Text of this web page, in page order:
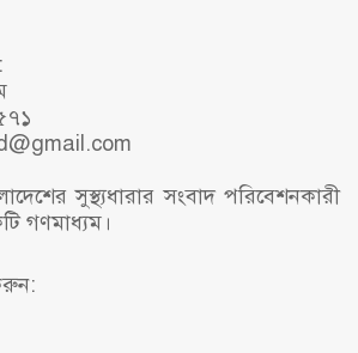
সুস্থ্যধারার সংবাদ পরিবেশনকারী
গণমাধ্যম।